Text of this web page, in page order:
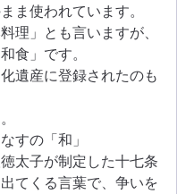
ま使われています。
理」とも言いますが、
食」です。
遺産に登録されたのも
すの「和」
太子が制定した十七条
てくる言葉で、争いを